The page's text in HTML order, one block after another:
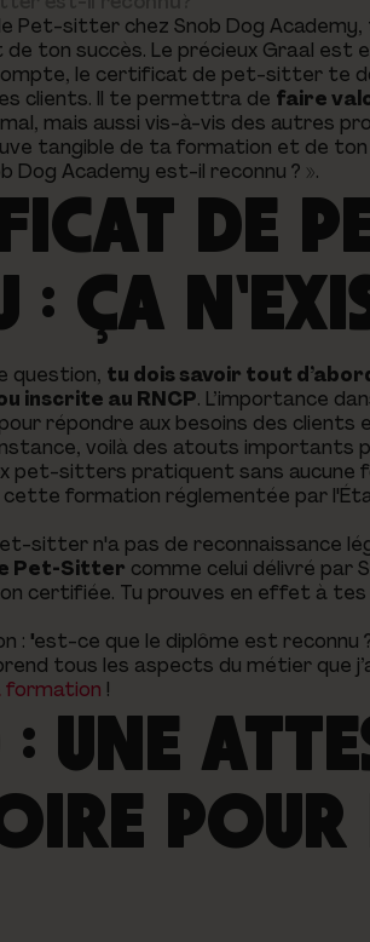
Pet-sitter chez Snob Dog Academy,
de ton succès. Le précieux Graal est
le certificat de pet-sitter te
clients. Il te permettra de faire
mais aussi vis-à-vis des autres
tangible de ta formation et de ton
Dog Academy est-il reconnu ? ».
DE
: ÇA
question, tu dois savoir tout
inscrite au RNCP. L’importance
répondre aux besoins des clients
voilà des atouts importants
pet-sitters pratiquent sans aucune
cette formation réglementée par
sitter n'a pas de reconnaissance
Pet-Sitter comme celui délivré par
certifiée. Tu prouves en effet à
: "est-ce que le diplôme est
tous les aspects du métier que
formation !
: UNE